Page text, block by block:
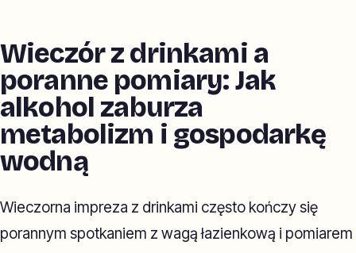
Wieczór z drinkami a
poranne pomiary: Jak
alkohol zaburza
metabolizm i gospodarkę
wodną
Wieczorna impreza z drinkami często kończy się
porannym spotkaniem z wagą łazienkową i pomiarem